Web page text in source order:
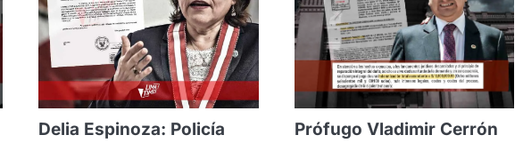
Delia Espinoza: Policía
Prófugo Vladimir Cerrón